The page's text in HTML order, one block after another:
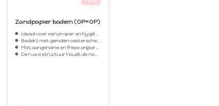
Zandpapier bodem (OP=OP)
Ideaal voor een proper en hygiënisch vogelverblijf
Bedekt met gemalen oesterschelpen en zand
Met aangename en frisse anijsaroma
De ruwe structuur houdt de nagels kort en bek scherp